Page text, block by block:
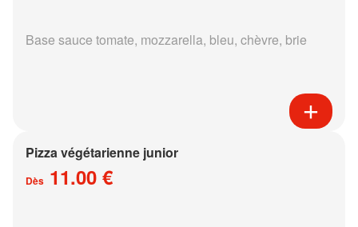
Base sauce tomate, mozzarella, bleu, chèvre, brie
Pizza végétarienne junior
Dès 11.00 €